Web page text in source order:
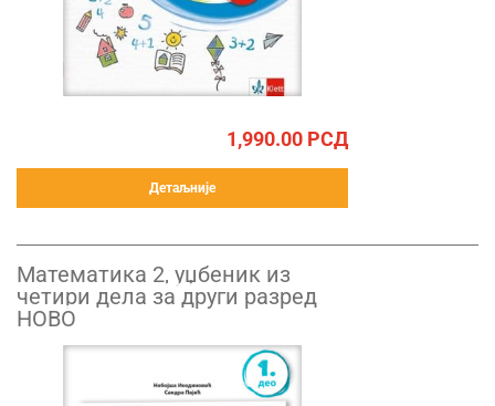
1,990.00 РСД
Детаљније
Математика 2, уџбеник из
четири дела за други разред
НОВО